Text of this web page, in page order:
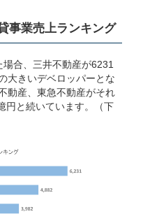
事業売上ランキング
合、三井不動産が6231
大きいデベロッパーとな
動産、東急不動産がそれ
円と続いています。（下